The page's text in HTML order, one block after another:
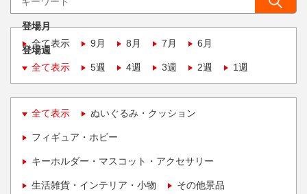
登場月
全て表示
9月 8月 7月 6月
登場週
全て表示
5週 4週 3週 2週 1週
全て表示 ぬいぐるみ・クッション
フィギュア・ホビー
キーホルダー・マスコット・アクセサリー
生活雑貨・インテリア・小物 その他景品